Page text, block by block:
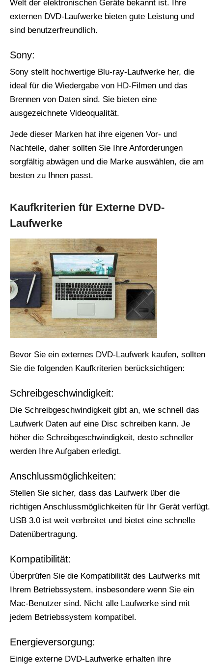
Welt der elektronischen Geräte bekannt ist. Ihre
externen DVD-Laufwerke bieten gute Leistung und
sind benutzerfreundlich.
Sony:
Sony stellt hochwertige Blu-ray-Laufwerke her, die
ideal für die Wiedergabe von HD-Filmen und das
Brennen von Daten sind. Sie bieten eine
ausgezeichnete Videoqualität.
Jede dieser Marken hat ihre eigenen Vor- und
Nachteile, daher sollten Sie Ihre Anforderungen
sorgfältig abwägen und die Marke auswählen, die am
besten zu Ihnen passt.
Kaufkriterien für Externe DVD-
Laufwerke
Bevor Sie ein externes DVD-Laufwerk kaufen, sollten
Sie die folgenden Kaufkriterien berücksichtigen:
Schreibgeschwindigkeit:
Die Schreibgeschwindigkeit gibt an, wie schnell das
Laufwerk Daten auf eine Disc schreiben kann. Je
höher die Schreibgeschwindigkeit, desto schneller
werden Ihre Aufgaben erledigt.
Anschlussmöglichkeiten:
Stellen Sie sicher, dass das Laufwerk über die
richtigen Anschlussmöglichkeiten für Ihr Gerät verfügt.
USB 3.0 ist weit verbreitet und bietet eine schnelle
Datenübertragung.
Kompatibilität:
Überprüfen Sie die Kompatibilität des Laufwerks mit
Ihrem Betriebssystem, insbesondere wenn Sie ein
Mac-Benutzer sind. Nicht alle Laufwerke sind mit
jedem Betriebssystem kompatibel.
Energieversorgung:
Einige externe DVD-Laufwerke erhalten ihre